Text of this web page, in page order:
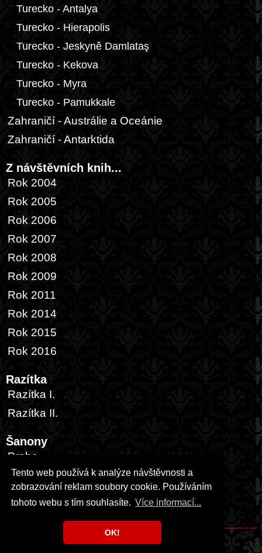
Tento web používá k analýze návštěvnosti a
zobrazování reklam soubory cookie. Používáním
tohoto webu s tím souhlasíte. Více informací...
OK!
Turecko - Antalya
Turecko - Hierapolis
Turecko - Jeskyně Damlataş
Turecko - Kekova
Turecko - Myra
Turecko - Pamukkale
Zahraničí - Austrálie a Oceánie
Zahraničí - Antarktida
Z návštěvních knih...
Rok 2004
Rok 2005
Rok 2006
Rok 2007
Rok 2008
Rok 2009
Rok 2011
Rok 2014
Rok 2015
Rok 2016
Razítka
Razítka I.
Razítka II.
Šanony
Praha
Česká republika
Zahraničí
Copyright © 1999 - 2026 Milka